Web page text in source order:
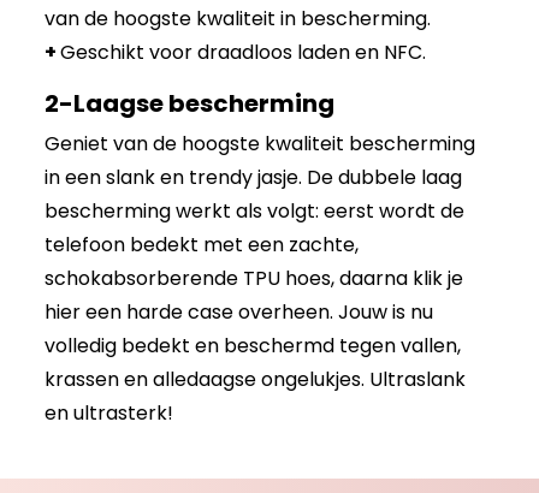
van de hoogste kwaliteit in bescherming.
+Geschikt voor draadloos laden en NFC.
2-Laagse bescherming
Geniet van de hoogste kwaliteit bescherming
in een slank en trendy jasje. De dubbele laag
bescherming werkt als volgt: eerst wordt de
telefoon bedekt met een zachte,
schokabsorberende TPU hoes, daarna klik je
hier een harde case overheen. Jouw is nu
volledig bedekt en beschermd tegen vallen,
krassen en alledaagse ongelukjes. Ultraslank
en ultrasterk!